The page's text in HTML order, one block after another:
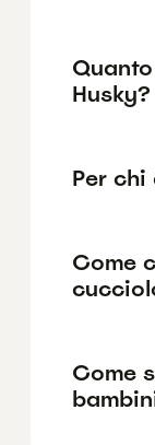
Husky?
Per chi
Come
Come